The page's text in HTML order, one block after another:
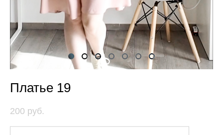
Платье 19
200 pуб.